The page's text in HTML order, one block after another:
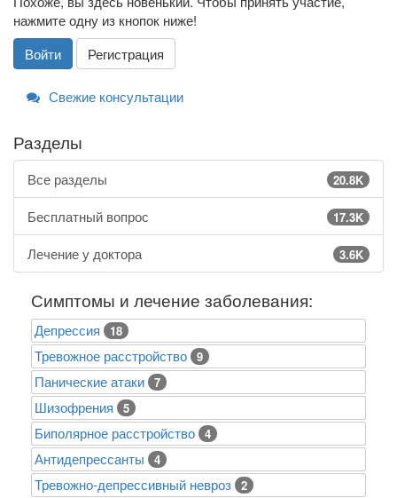
нажмите одну из кнопок ниже!
Войти
Регистрация
Свежие консультации
Разделы
Все разделы 20.8K
Бесплатный вопрос 17.3K
Лечение у доктора 3.6K
Симптомы и лечение заболевания:
Депрессия 18
Тревожное расстройство 9
Панические атаки 7
Шизофрения 5
Биполярное расстройство 4
Антидепрессанты 4
Тревожно-депрессивный невроз 2